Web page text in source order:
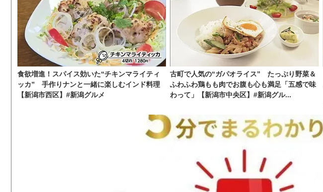
食欲増進！スパイス効いた“チキンマライティ
ッカ” 手作りナンと一緒に楽しむインド料理
【新潟市西区】#新潟グルメ
古町で人気の“ガパオライス” たっぷり野菜＆
ふわふわ鶏もも肉でお腹も心も満足「五感で味
わって」【新潟市中央区】#新潟グル...